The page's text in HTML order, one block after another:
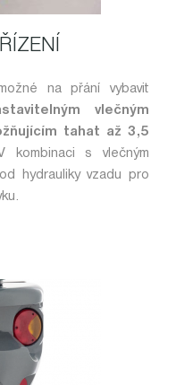
na přání vybavit
vlečným
tahat až 3,5
kombinaci s vlečným
hydrauliky vzadu pro